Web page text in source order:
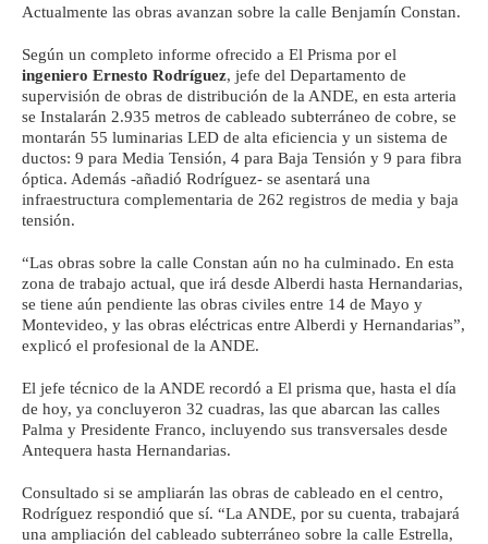
Actualmente las obras avanzan sobre la calle Benjamín Constan.
Según un completo informe ofrecido a El Prisma por el
ingeniero Ernesto Rodríguez, jefe del Departamento de
supervisión de obras de distribución de la ANDE, en esta arteria
se Instalarán 2.935 metros de cableado subterráneo de cobre, se
montarán 55 luminarias LED de alta eficiencia y un sistema de
ductos: 9 para Media Tensión, 4 para Baja Tensión y 9 para fibra
óptica. Además -añadió Rodríguez- se asentará una
infraestructura complementaria de 262 registros de media y baja
tensión.
“Las obras sobre la calle Constan aún no ha culminado. En esta
zona de trabajo actual, que irá desde Alberdi hasta Hernandarias,
se tiene aún pendiente las obras civiles entre 14 de Mayo y
Montevideo, y las obras eléctricas entre Alberdi y Hernandarias”,
explicó el profesional de la ANDE.
El jefe técnico de la ANDE recordó a El prisma que, hasta el día
de hoy, ya concluyeron 32 cuadras, las que abarcan las calles
Palma y Presidente Franco, incluyendo sus transversales desde
Antequera hasta Hernandarias.
Consultado si se ampliarán las obras de cableado en el centro,
Rodríguez respondió que sí. “La ANDE, por su cuenta, trabajará
una ampliación del cableado subterráneo sobre la calle Estrella,